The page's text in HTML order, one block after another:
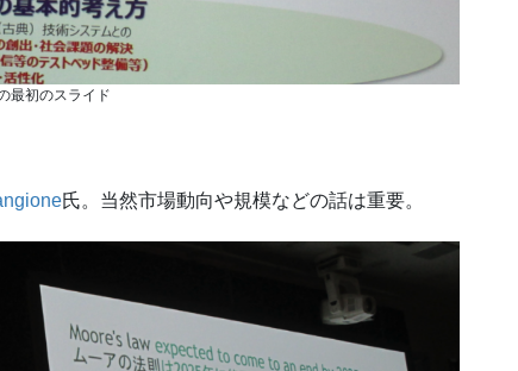
最初のスライド
氏。当然市場動向や規模などの話は重要。